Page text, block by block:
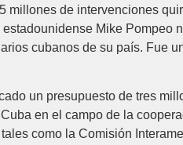
de intervenciones
Mike Pompeo
cubanos de su país. Fue
un presupuesto de tres
en el campo de la
como la Comisión